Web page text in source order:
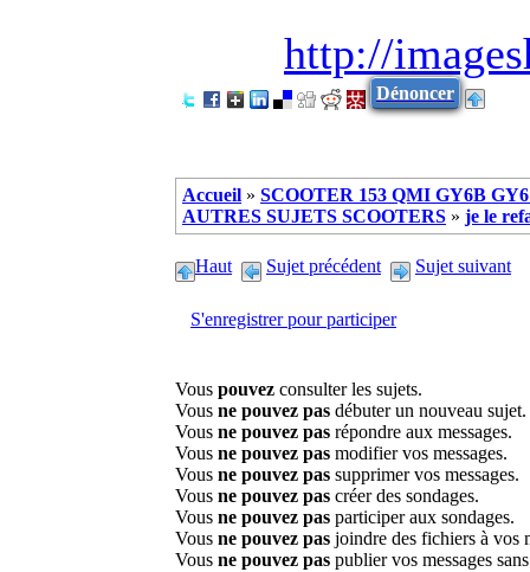
http://
Dénoncer
Accueil » SCOOTER 153 QMI GY6B
AUTRES SUJETS SCOOTERS » je le
Haut Sujet précédent Sujet suivant
S'enregistrer pour participer
Vous pouvez consulter les sujets.
Vous ne pouvez pas débuter un nouveau sujet.
Vous ne pouvez pas répondre aux messages.
Vous ne pouvez pas modifier vos messages.
Vous ne pouvez pas supprimer vos messages.
Vous ne pouvez pas créer des sondages.
Vous ne pouvez pas participer aux sondages.
Vous ne pouvez pas joindre des fichiers à vos
Vous ne pouvez pas publier vos messages